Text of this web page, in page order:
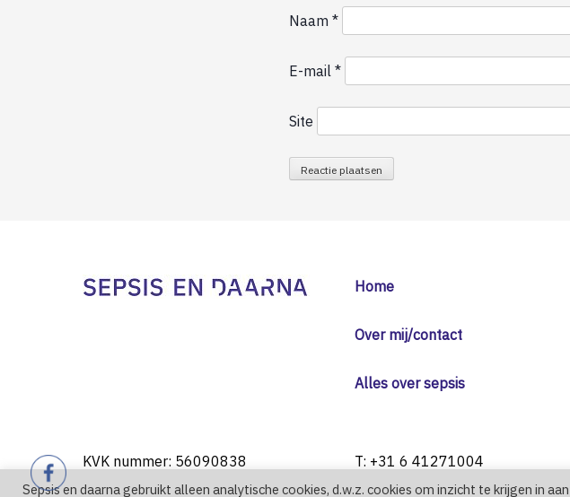
Naam *
E-mail *
Site
Home
Over mij/contact
Alles over sepsis
KVK nummer: 56090838 T: +31 6 41271004
Sepsis en daarna gebruikt alleen analytische cookies, d.w.z. cookies om inzicht te krijgen in